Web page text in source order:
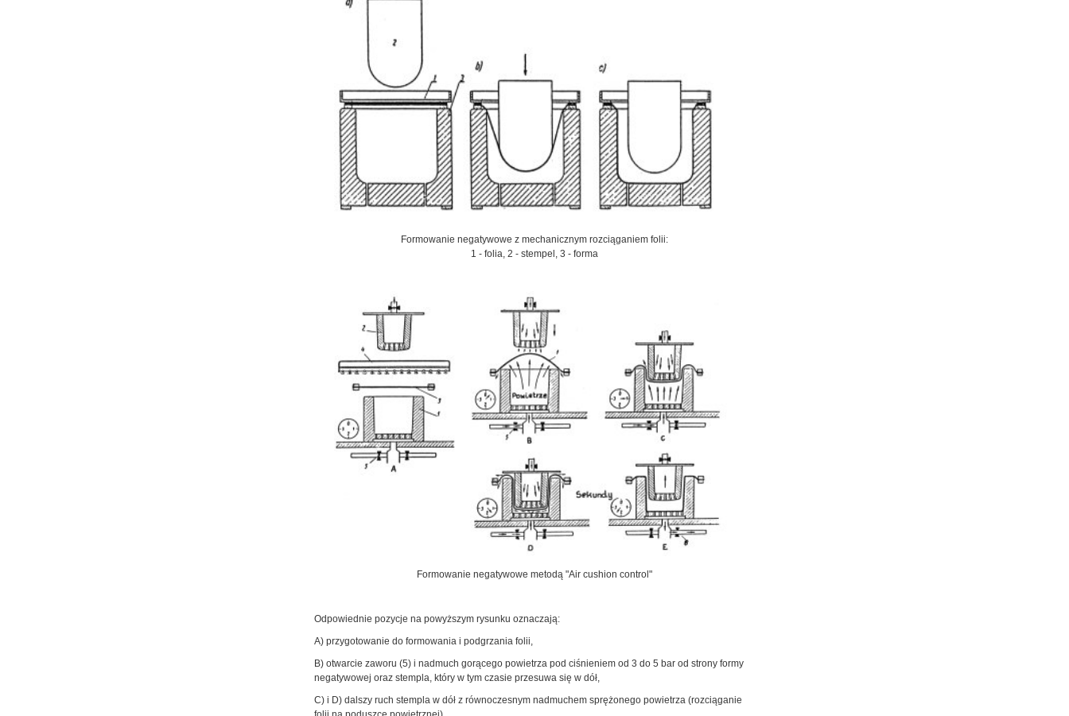
Formowanie negatywowe z mechanicznym rozciąganiem folii:
1 - folia, 2 - stempel, 3 - forma
Formowanie negatywowe metodą "Air cushion control"
Odpowiednie pozycje na powyższym rysunku oznaczają:
A) przygotowanie do formowania i podgrzania folii,
B) otwarcie zaworu (5) i nadmuch gorącego powietrza pod ciśnieniem od 3 do 5 bar od strony formy
negatywowej oraz stempla, który w tym czasie przesuwa się w dół,
C) i D) dalszy ruch stempla w dół z równoczesnym nadmuchem sprężonego powietrza (rozciąganie